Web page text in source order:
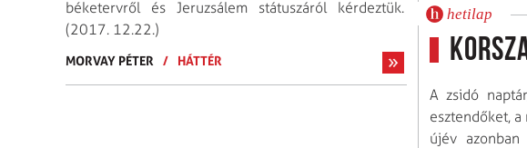
béketervről és Jeruzsálem státuszáról kérdeztük.
(2017. 12.22.)
MORVAY PÉTER / HÁTTÉR
hetilap
A zsidó
esztendőket,
újév